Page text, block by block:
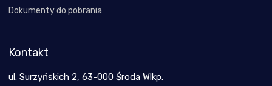
Dokumenty do pobrania
Kontakt
ul. Surzyńskich 2, 63-000 Środa Wlkp.